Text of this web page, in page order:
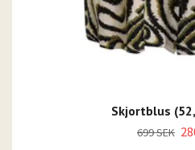
Skjortblus
699 SEK